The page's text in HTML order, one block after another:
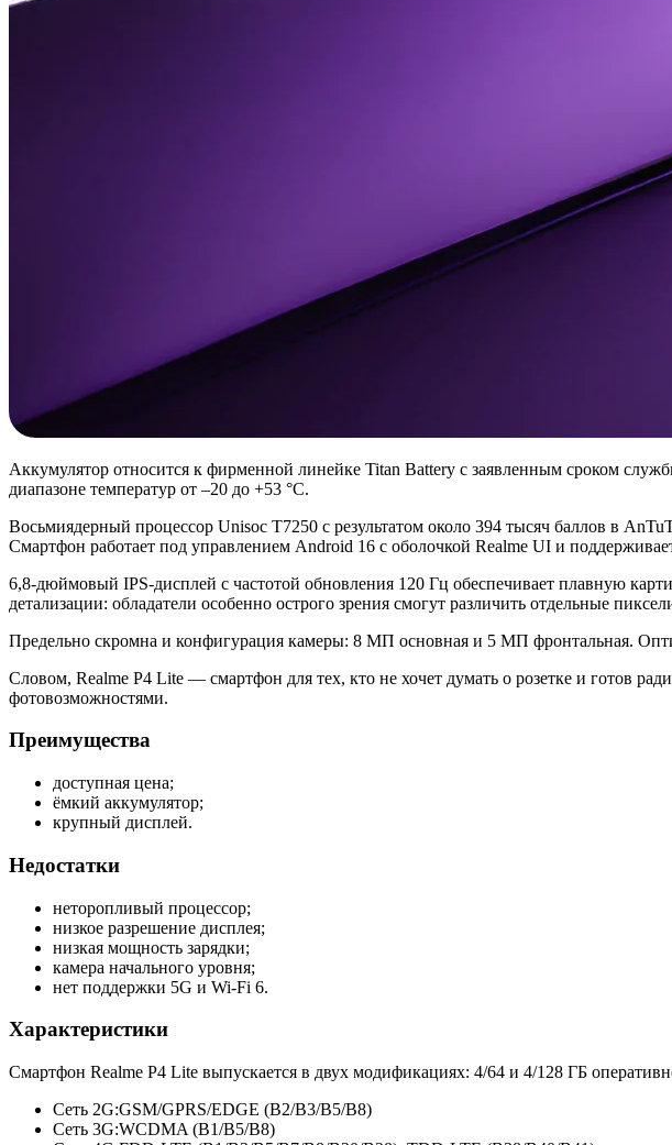
Аккумулятор относится к фирменной линейке Titan Battery с заявленным сроком
диапазоне температур от –20 до +53 °C.
Восьмиядерный процессор Unisoc T7250 с результатом около 394 тысяч баллов в
Смартфон работает под управлением Android 16 с оболочкой Realme UI и
6,8-дюймовый IPS-дисплей с частотой обновления 120 Гц обеспечивает плавную
детализации: обладатели особенно острого зрения смогут различить отдельные
Предельно скромна и конфигурация камеры: 8 МП основная и 5 МП фронтальная.
Словом, Realme P4 Lite — смартфон для тех, кто не хочет думать о розетке и готов
фотовозможностями.
Преимущества
доступная цена;
ёмкий аккумулятор;
крупный дисплей.
Недостатки
неторопливый процессор;
низкое разрешение дисплея;
низкая мощность зарядки;
камера начального уровня;
нет поддержки 5G и Wi-Fi 6.
Характеристики
Смартфон Realme P4 Lite выпускается в двух модификациях: 4/64 и 4/128 ГБ
Сеть 2G:GSM/GPRS/EDGE (B2/B3/B5/B8)
Сеть 3G:WCDMA (B1/B5/B8)